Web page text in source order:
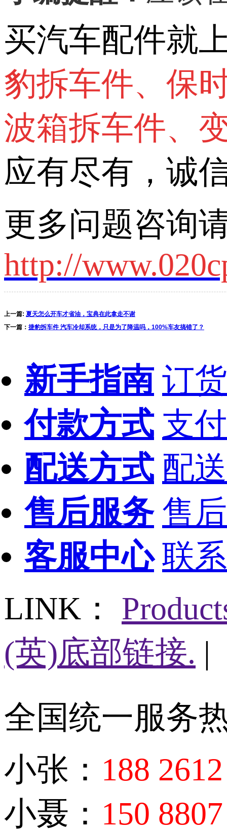
买汽车配件就
豹拆车件、保
波箱拆车件、
应有尽有，诚
更多问题咨询
http://
上一篇: 夏天怎么开车才省油，宝典在此拿走不谢
下一篇： 捷豹拆车件 汽车冷却系统，只是为了降温吗，100%车友搞错了？
新手指南 订
付款方式 支
配送方式 配
售后服务 售
客服中心 联
LINK：
(英)底部链接. |
全国统一服务
小张： 188
小聂： 150